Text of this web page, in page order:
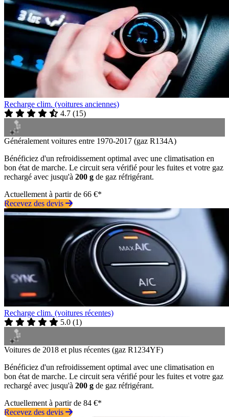
Recharge clim. (voitures anciennes)
4.7 (15)
Généralement voitures entre 1970-2017 (gaz R134A)
Bénéficiez d'un refroidissement optimal avec une climatisation en
bon état de marche. Le circuit sera vérifié pour les fuites et votre gaz
rechargé avec jusqu'à 200 g de gaz réfrigérant.
Actuellement à partir de 66 €*
Recevez des devis
Recharge clim. (voitures récentes)
5.0 (1)
Voitures de 2018 et plus récentes (gaz R1234YF)
Bénéficiez d'un refroidissement optimal avec une climatisation en
bon état de marche. Le circuit sera vérifié pour les fuites et votre gaz
rechargé avec jusqu'à 200 g de gaz réfrigérant.
Actuellement à partir de 84 €*
Recevez des devis